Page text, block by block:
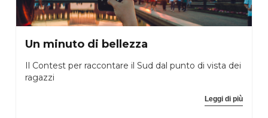
Un minuto di bellezza
Il Contest per raccontare il Sud dal punto di vista dei
ragazzi
Leggi di più